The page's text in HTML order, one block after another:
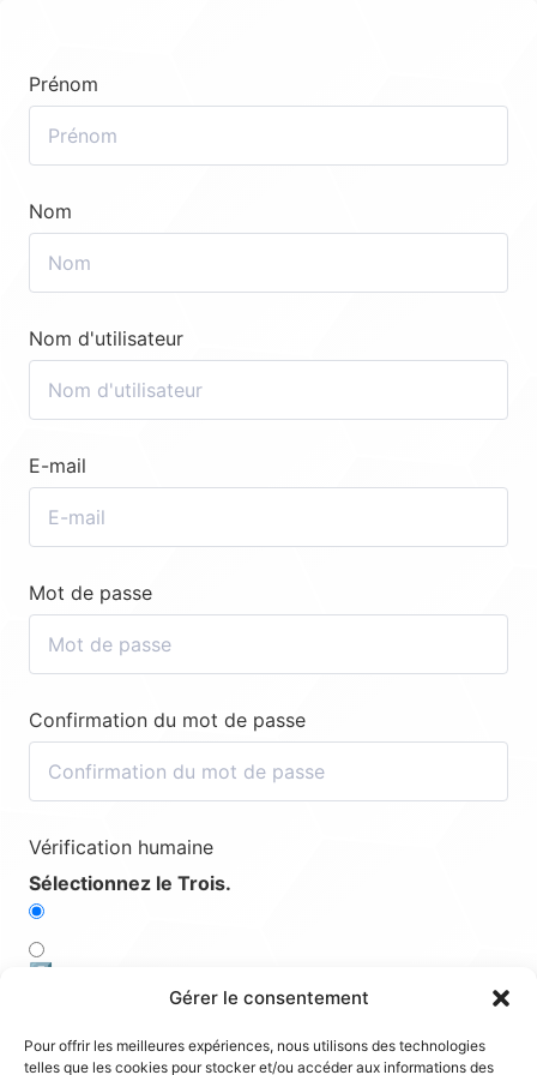
Gérer le consentement
Pour offrir les meilleures expériences, nous utilisons des technologies
telles que les cookies pour stocker et/ou accéder aux informations des
Prénom
Nom
Nom d'utilisateur
E-mail
Mot de passe
Confirmation du mot de passe
Vérification humaine
Sélectionnez le Trois.
5️⃣